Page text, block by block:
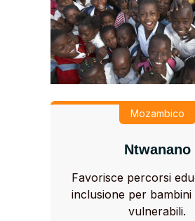
Mozambico
Ntwanano
Favorisce percorsi
inclusione per bambini
vulnerabili.